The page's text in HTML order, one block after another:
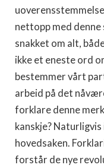
nettopp med denne
snakket om alt,
ikke et eneste ord
bestemmer vårt
arbeid på det
forklare denne
kanskje?
hovedsaken.
forstår de nye